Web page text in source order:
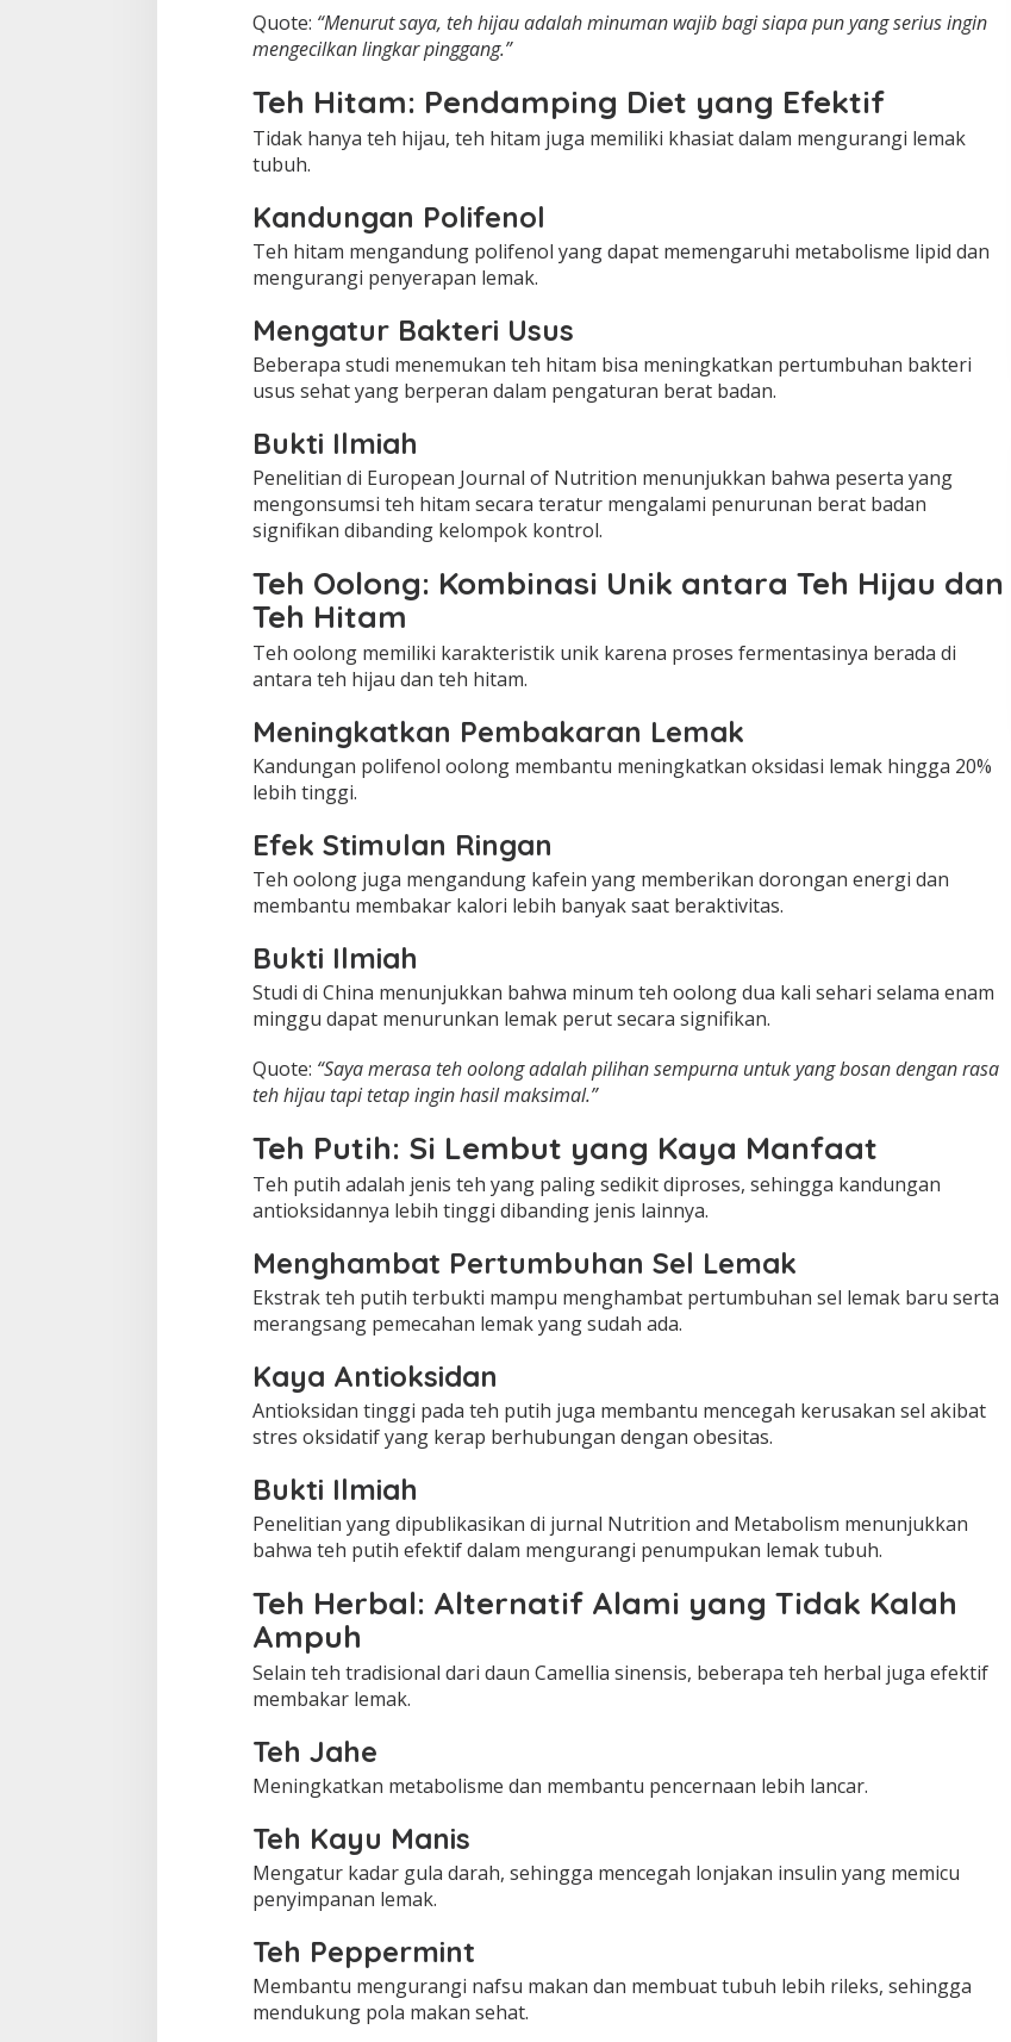
Quote: “Menurut saya, teh hijau adalah minuman wajib bagi siapa pun yang serius ingin
mengecilkan lingkar pinggang.”
Teh Hitam: Pendamping Diet yang Efektif
Tidak hanya teh hijau, teh hitam juga memiliki khasiat dalam mengurangi lemak
tubuh.
Kandungan Polifenol
Teh hitam mengandung polifenol yang dapat memengaruhi metabolisme lipid dan
mengurangi penyerapan lemak.
Mengatur Bakteri Usus
Beberapa studi menemukan teh hitam bisa meningkatkan pertumbuhan bakteri
usus sehat yang berperan dalam pengaturan berat badan.
Bukti Ilmiah
Penelitian di European Journal of Nutrition menunjukkan bahwa peserta yang
mengonsumsi teh hitam secara teratur mengalami penurunan berat badan
signifikan dibanding kelompok kontrol.
Teh Oolong: Kombinasi Unik antara Teh Hijau dan
Teh Hitam
Teh oolong memiliki karakteristik unik karena proses fermentasinya berada di
antara teh hijau dan teh hitam.
Meningkatkan Pembakaran Lemak
Kandungan polifenol oolong membantu meningkatkan oksidasi lemak hingga 20%
lebih tinggi.
Efek Stimulan Ringan
Teh oolong juga mengandung kafein yang memberikan dorongan energi dan
membantu membakar kalori lebih banyak saat beraktivitas.
Bukti Ilmiah
Studi di China menunjukkan bahwa minum teh oolong dua kali sehari selama enam
minggu dapat menurunkan lemak perut secara signifikan.
Quote: “Saya merasa teh oolong adalah pilihan sempurna untuk yang bosan dengan rasa
teh hijau tapi tetap ingin hasil maksimal.”
Teh Putih: Si Lembut yang Kaya Manfaat
Teh putih adalah jenis teh yang paling sedikit diproses, sehingga kandungan
antioksidannya lebih tinggi dibanding jenis lainnya.
Menghambat Pertumbuhan Sel Lemak
Ekstrak teh putih terbukti mampu menghambat pertumbuhan sel lemak baru serta
merangsang pemecahan lemak yang sudah ada.
Kaya Antioksidan
Antioksidan tinggi pada teh putih juga membantu mencegah kerusakan sel akibat
stres oksidatif yang kerap berhubungan dengan obesitas.
Bukti Ilmiah
Penelitian yang dipublikasikan di jurnal Nutrition and Metabolism menunjukkan
bahwa teh putih efektif dalam mengurangi penumpukan lemak tubuh.
Teh Herbal: Alternatif Alami yang Tidak Kalah
Ampuh
Selain teh tradisional dari daun Camellia sinensis, beberapa teh herbal juga efektif
membakar lemak.
Teh Jahe
Meningkatkan metabolisme dan membantu pencernaan lebih lancar.
Teh Kayu Manis
Mengatur kadar gula darah, sehingga mencegah lonjakan insulin yang memicu
penyimpanan lemak.
Teh Peppermint
Membantu mengurangi nafsu makan dan membuat tubuh lebih rileks, sehingga
mendukung pola makan sehat.